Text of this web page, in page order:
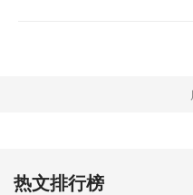
热文排行榜